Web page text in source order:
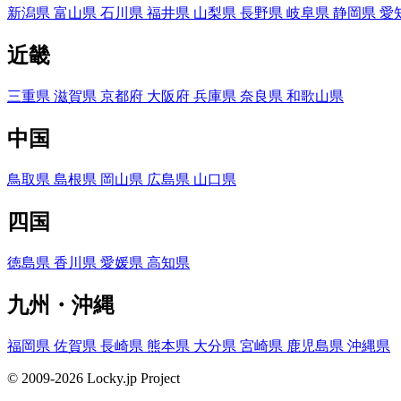
新潟県 富山県 石川県 福井県 山梨県 長野県 岐阜県 静岡県 愛
近畿
三重県 滋賀県 京都府 大阪府 兵庫県 奈良県 和歌山県
中国
鳥取県 島根県 岡山県 広島県 山口県
四国
徳島県 香川県 愛媛県 高知県
九州・沖縄
福岡県 佐賀県 長崎県 熊本県 大分県 宮崎県 鹿児島県 沖縄県
© 2009-2026 Locky.jp Project